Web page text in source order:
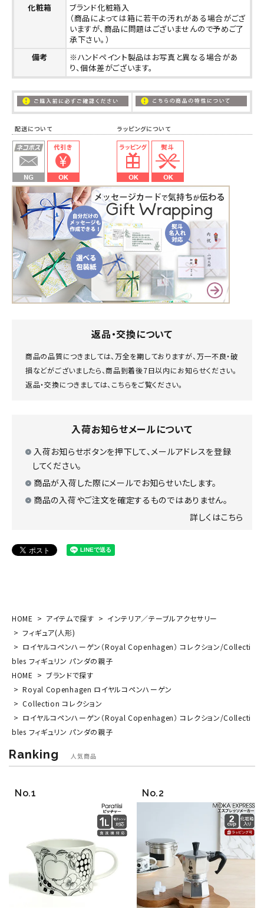
化粧箱
ブランド化粧箱入
（商品によっては箱に若干の汚れがある場合がござ
いますが、商品に問題はございませんので予めご了
承下さい。）
備考
※ハンドペイント製品はお写真と異なる場合があ
り、個体差がございます。
配送について ラッピングについて
返品・交換について
商品の品質につきましては、万全を期しておりますが、万一不良・破
損などがございましたら、商品到着後7日以内にお知らせください。
返品・交換につきましては、 こちらをご覧ください。
入荷お知らせメールについて
入荷お知らせボタンを押下して、メールアドレスを登録
してください。
商品が入荷した際にメールでお知らせいたします。
商品の入荷やご注文を確定するものではありません。
詳しくはこちら
HOME アイテムで探す
インテリア／テーブルアクセサリー
フィギュア(人形)
ロイヤルコペンハーゲン（Royal Copenhagen） コレクション/Collecti
bles フィギュリン パンダの親子
HOME
ブランドで探す
Royal Copenhagen ロイヤルコペンハーゲン
Collection コレクション
ロイヤルコペンハーゲン（Royal Copenhagen） コレクション/Collecti
bles フィギュリン パンダの親子
Ranking 人気商品